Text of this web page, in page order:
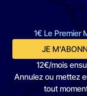
1€ Le Premier
JE
12€/mois
Annulez ou mettez
tout